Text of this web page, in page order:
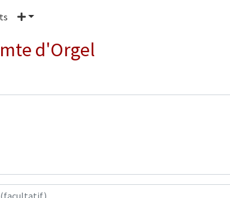
Plus
d'Orgel